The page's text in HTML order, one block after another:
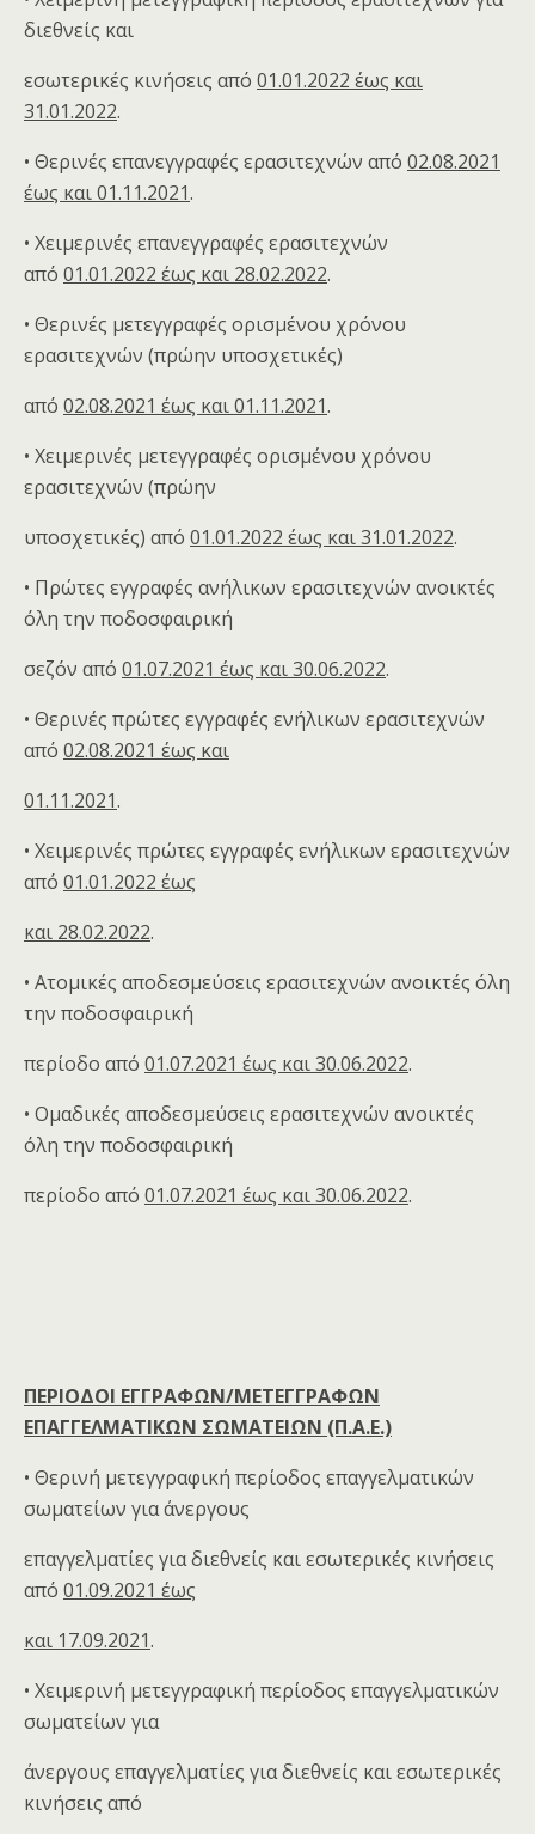
διεθνείς και
εσωτερικές κινήσεις από 01.01.2022 έως και
31.01.2022.
• Θερινές επανεγγραφές ερασιτεχνών από 02.08.2021
έως και 01.11.2021.
• Χειμερινές επανεγγραφές ερασιτεχνών
από 01.01.2022 έως και 28.02.2022.
• Θερινές μετεγγραφές ορισμένου χρόνου
ερασιτεχνών (πρώην υποσχετικές)
από 02.08.2021 έως και 01.11.2021.
• Χειμερινές μετεγγραφές ορισμένου χρόνου
ερασιτεχνών (πρώην
υποσχετικές) από 01.01.2022 έως και 31.01.2022.
• Πρώτες εγγραφές ανήλικων ερασιτεχνών ανοικτές
όλη την ποδοσφαιρική
σεζόν από 01.07.2021 έως και 30.06.2022.
• Θερινές πρώτες εγγραφές ενήλικων ερασιτεχνών
από 02.08.2021 έως και
01.11.2021.
• Χειμερινές πρώτες εγγραφές ενήλικων ερασιτεχνών
από 01.01.2022 έως
και 28.02.2022.
• Ατομικές αποδεσμεύσεις ερασιτεχνών ανοικτές όλη
την ποδοσφαιρική
περίοδο από 01.07.2021 έως και 30.06.2022.
• Ομαδικές αποδεσμεύσεις ερασιτεχνών ανοικτές
όλη την ποδοσφαιρική
περίοδο από 01.07.2021 έως και 30.06.2022.
ΠΕΡΙΟΔΟΙ ΕΓΓΡΑΦΩΝ/ΜΕΤΕΓΓΡΑΦΩΝ
ΕΠΑΓΓΕΛΜΑΤΙΚΩΝ ΣΩΜΑΤΕΙΩΝ (Π.Α.Ε.)
• Θερινή μετεγγραφική περίοδος επαγγελματικών
σωματείων για άνεργους
επαγγελματίες για διεθνείς και εσωτερικές κινήσεις
από 01.09.2021 έως
και 17.09.2021.
• Χειμερινή μετεγγραφική περίοδος επαγγελματικών
σωματείων για
άνεργους επαγγελματίες για διεθνείς και εσωτερικές
κινήσεις από